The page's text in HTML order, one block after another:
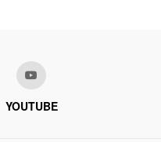
YOUTUBE